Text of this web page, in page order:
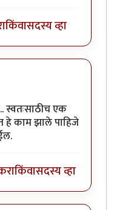
किंवासदस्य व्हा
स्वतःसाठीच एक
हे काम झाले पाहिजे
किंवासदस्य व्हा